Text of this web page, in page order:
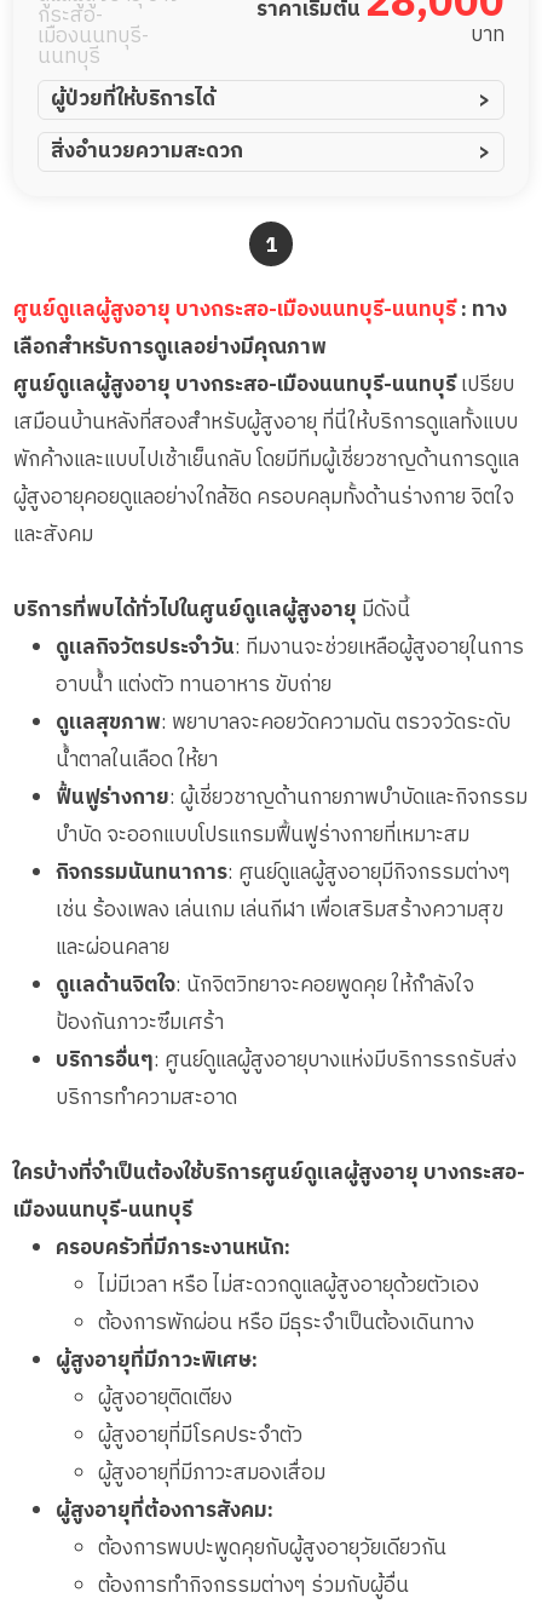
กระสอ-
เมืองนนทบุรี-
นนทบุรี
ราคาเริ่มต้น
บาท
ผู้ป่วยที่ให้บริการได้
ผู้ป่วยอัมพาต อัมพฤกษ์
ผู้ป่วยอัลไซเมอร์
ผู้ป่วยที่มาพักฟื้นทำแผลกดทับ
ผู้ป่วยพักฟื้นหลังผ่าตัด
สิ่งอำนวยความสะดวก
แพทย์เฉพาะทาง
อาหารตามโภชนาการ
ดูแลความสะอาด ซักผ้า
กายภาพบำบัด
กิจกรรมนันทนาการ
รายงานข้อมูลสุขภาพ
1
ศูนย์ดูแลผู้สูงอายุ บางกระสอ-เมืองนนทบุรี-นนทบุรี: ทาง
เลือกสำหรับการดูแลอย่างมีคุณภาพ
ศูนย์ดูแลผู้สูงอายุ บางกระสอ-เมืองนนทบุรี-นนทบุรีเปรียบ
เสมือนบ้านหลังที่สองสำหรับผู้สูงอายุ ที่นี่ให้บริการดูแลทั้งแบบ
พักค้างและแบบไปเช้าเย็นกลับ โดยมีทีมผู้เชี่ยวชาญด้านการดูแล
ผู้สูงอายุคอยดูแลอย่างใกล้ชิด ครอบคลุมทั้งด้านร่างกาย จิตใจ
และสังคม
บริการที่พบได้ทั่วไปในศูนย์ดูแลผู้สูงอายุ มีดังนี้
ดูแลกิจวัตรประจำวัน: ทีมงานจะช่วยเหลือผู้สูงอายุในการ
อาบน้ำ แต่งตัว ทานอาหาร ขับถ่าย
ดูแลสุขภาพ: พยาบาลจะคอยวัดความดัน ตรวจวัดระดับ
น้ำตาลในเลือด ให้ยา
ฟื้นฟูร่างกาย: ผู้เชี่ยวชาญด้านกายภาพบำบัดและกิจกรรม
บำบัด จะออกแบบโปรแกรมฟื้นฟูร่างกายที่เหมาะสม
กิจกรรมนันทนาการ: ศูนย์ดูแลผู้สูงอายุมีกิจกรรมต่างๆ
เช่น ร้องเพลง เล่นเกม เล่นกีฬา เพื่อเสริมสร้างความสุข
และผ่อนคลาย
ดูแลด้านจิตใจ: นักจิตวิทยาจะคอยพูดคุย ให้กำลังใจ
ป้องกันภาวะซึมเศร้า
บริการอื่นๆ: ศูนย์ดูแลผู้สูงอายุบางแห่งมีบริการรถรับส่ง
บริการทำความสะอาด
ใครบ้างที่จำเป็นต้องใช้บริการศูนย์ดูแลผู้สูงอายุ บางกระสอ-
เมืองนนทบุรี-นนทบุรี
ครอบครัวที่มีภาระงานหนัก:
ไม่มีเวลา หรือ ไม่สะดวกดูแลผู้สูงอายุด้วยตัวเอง
ต้องการพักผ่อน หรือ มีธุระจำเป็นต้องเดินทาง
ผู้สูงอายุที่มีภาวะพิเศษ:
ผู้สูงอายุติดเตียง
ผู้สูงอายุที่มีโรคประจำตัว
ผู้สูงอายุที่มีภาวะสมองเสื่อม
ผู้สูงอายุที่ต้องการสังคม:
ต้องการพบปะพูดคุยกับผู้สูงอายุวัยเดียวกัน
ต้องการทำกิจกรรมต่างๆ ร่วมกับผู้อื่น